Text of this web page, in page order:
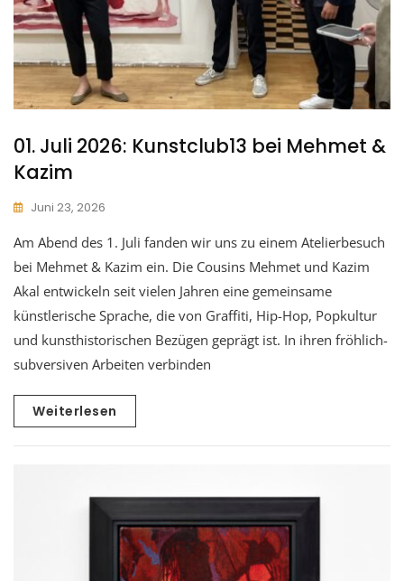
01. Juli 2026: Kunstclub13 bei Mehmet &
Kazim
Juni 23, 2026
Am Abend des 1. Juli fanden wir uns zu einem Atelierbesuch
bei Mehmet & Kazim ein. Die Cousins Mehmet und Kazim
Akal entwickeln seit vielen Jahren eine gemeinsame
künstlerische Sprache, die von Graffiti, Hip-Hop, Popkultur
und kunsthistorischen Bezügen geprägt ist. In ihren fröhlich-
subversiven Arbeiten verbinden
Weiterlesen